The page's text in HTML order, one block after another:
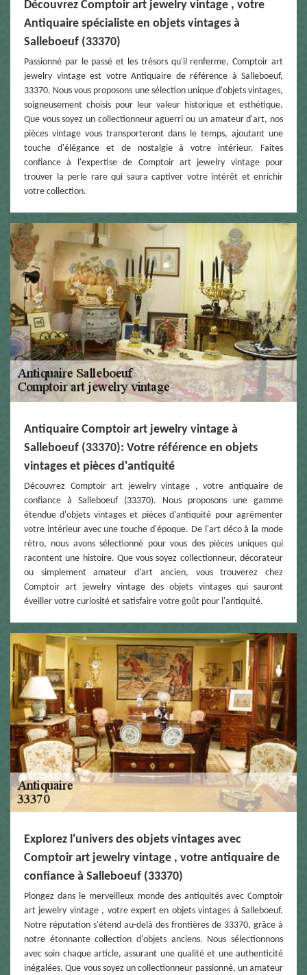
Découvrez Comptoir art jewelry vintage , votre
Antiquaire spécialiste en objets vintages à
Salleboeuf (33370)
Passionné par le passé et les trésors qu'il renferme, Comptoir art
jewelry vintage est votre Antiquaire de référence à Salleboeuf,
33370. Nous vous proposons une sélection unique d'objets vintages,
soigneusement choisis pour leur valeur historique et esthétique.
Que vous soyez un collectionneur aguerri ou un amateur d'art, nos
pièces vintage vous transporteront dans le temps, ajoutant une
touche d'élégance et de nostalgie à votre intérieur. Faites
confiance à l'expertise de Comptoir art jewelry vintage pour
trouver la perle rare qui saura captiver votre intérêt et enrichir
votre collection.
Antiquaire Comptoir art jewelry vintage à
Salleboeuf (33370): Votre référence en objets
vintages et pièces d'antiquité
Découvrez Comptoir art jewelry vintage , votre antiquaire de
confiance à Salleboeuf (33370). Nous proposons une gamme
étendue d'objets vintages et pièces d'antiquité pour agrémenter
votre intérieur avec une touche d'époque. De l'art déco à la mode
rétro, nous avons sélectionné pour vous des pièces uniques qui
racontent une histoire. Que vous soyez collectionneur, décorateur
ou simplement amateur d'art ancien, vous trouverez chez
Comptoir art jewelry vintage des objets vintages qui sauront
éveiller votre curiosité et satisfaire votre goût pour l'antiquité.
Explorez l'univers des objets vintages avec
Comptoir art jewelry vintage , votre antiquaire de
confiance à Salleboeuf (33370)
Plongez dans le merveilleux monde des antiquités avec Comptoir
art jewelry vintage , votre expert en objets vintages à Salleboeuf.
Notre réputation s'étend au-delà des frontières de 33370, grâce à
notre étonnante collection d'objets anciens. Nous sélectionnons
avec soin chaque article, assurant une qualité et une authenticité
inégalées. Que vous soyez un collectionneur passionné, un amateur